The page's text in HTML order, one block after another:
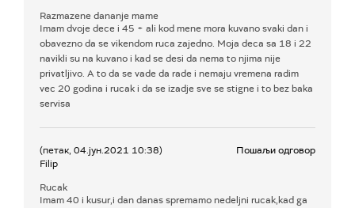
Razmazene dananje mame
Imam dvoje dece i 45 + ali kod mene mora kuvano svaki dan i
obavezno da se vikendom ruca zajedno. Moja deca sa 18 i 22
navikli su na kuvano i kad se desi da nema to njima nije
privatljivo. A to da se vade da rade i nemaju vremena radim
vec 20 godina i rucak i da se izadje sve se stigne i to bez baka
servisa
(петак, 04.јун.2021 10:38)
Filip
Пошаљи одговор
Rucak
Imam 40 i kusur,i dan danas spremamo nedeljni rucak,kad ga